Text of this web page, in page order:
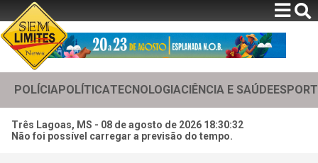
POLÍCIAPOLÍTICATECNOLOGIACIÊNCIA E SAÚDE
Três Lagoas, MS - 08 de agosto de 2026 18:30:34
Não foi possível carregar a previsão do tempo.